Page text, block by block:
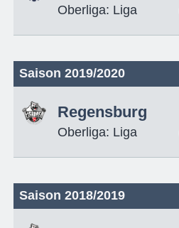
Oberliga: Liga
Saison 2019/2020
Regensburg
Oberliga: Liga
Saison 2018/2019